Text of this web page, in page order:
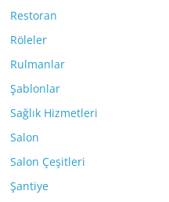
Restoran
Röleler
Rulmanlar
Şablonlar
Sağlık Hizmetleri
Salon
Salon Çeşitleri
Şantiye